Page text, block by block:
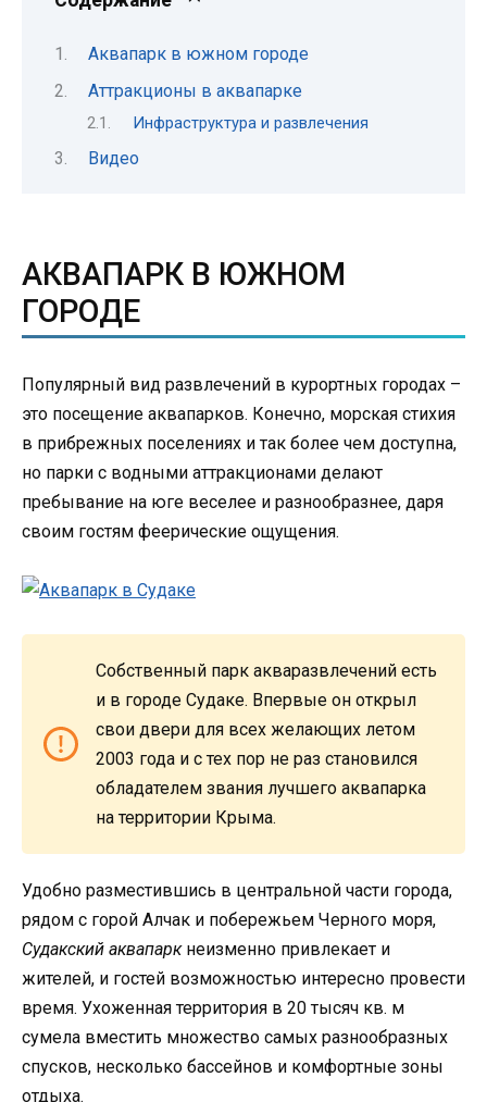
Аквапарк в южном городе
Аттракционы в аквапарке
Инфраструктура и развлечения
Видео
АКВАПАРК В ЮЖНОМ
ГОРОДЕ
Популярный вид развлечений в курортных городах –
это посещение аквапарков. Конечно, морская стихия
в прибрежных поселениях и так более чем доступна,
но парки с водными аттракционами делают
пребывание на юге веселее и разнообразнее, даря
своим гостям феерические ощущения.
Собственный парк акваразвлечений есть
и в городе Судаке. Впервые он открыл
свои двери для всех желающих летом
2003 года и с тех пор не раз становился
обладателем звания лучшего аквапарка
на территории Крыма.
Удобно разместившись в центральной части города,
рядом с горой Алчак и побережьем Черного моря,
Судакский аквапаркнеизменно привлекает и
жителей, и гостей возможностью интересно провести
время. Ухоженная территория в 20 тысяч кв. м
сумела вместить множество самых разнообразных
спусков, несколько бассейнов и комфортные зоны
отдыха.